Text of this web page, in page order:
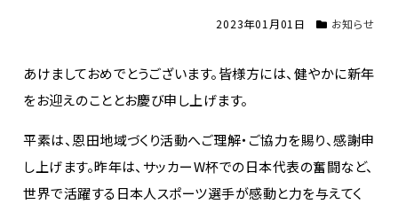
2023年01月01日 お知らせ
あけましておめでとうございます。皆様方には、健やかに新年
をお迎えのこととお慶び申し上げます。
平素は、恩田地域づくり活動へご理解・ご協力を賜り、感謝申
し上げます。昨年は、サッカーW杯での日本代表の奮闘など、
世界で活躍する日本人スポーツ選手が感動と力を与えてく